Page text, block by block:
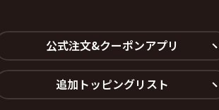
公式注文&クーポンアプリ
追加トッピングリスト